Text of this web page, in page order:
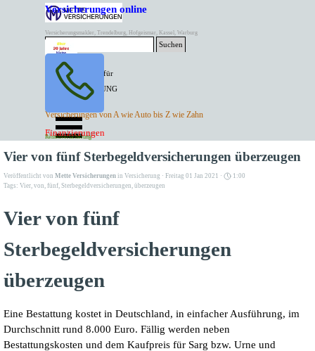
Direkt zum Seiteninhalt
Versicherungen online
Versicherungsmakler, Trendelburg, Hofgeismar, Kassel, Warburg
BESTER PREIS für
SPITZEN LEISTUNG
ANGEBOTE
Versicherungen von A wie Auto bis Z wie Zahn
Kontakt Tel. 05671/7799991
Mette Versicherungen
Suchen
Versicherungen
Finanzierungen
Rentenversicherung
Menü überspringen
Vier von fünf Sterbegeldversicherungen überzeugen
Veröffentlicht von Mette Versicherungen in Versicherung · Freitag 01 Jan 2021 ·
1:00
Tags: Vier, von, fünf, Sterbegeldversicherungen, überzeugen
Vier von fünf
Sterbegeldversicherungen
überzeugen
Eine Bestattung kostet in Deutschland, in einfacher Ausführung, im
Durchschnitt rund 8.000 Euro. Fällig werden neben
Bestattungskosten und dem Kaufpreis für Sarg bzw. Urne und